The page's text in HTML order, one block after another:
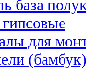
база
для